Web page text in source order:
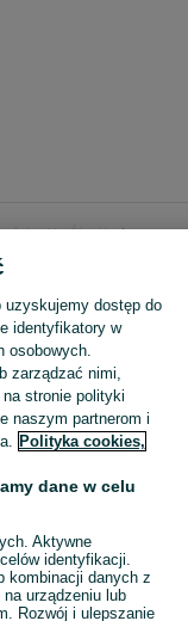
- Śląskie
Szeroki wybór pierścionków Czechowice-Dziedzice ▶️ srebrne, złote, z kamieniami i zaręczynowe ✅ Nowe i używane w atrakcyjnych cenach ✌ Znajdź oferty na OLX.pl! Zobacz
dostęp do
identyfikatory w
osobowych.
zarządzać nimi,
stronie polityki
naszym partnerom i
Polityka cookies,
dane w celu
Aktywne
identyfikacji.
kombinacji danych z
urządzeniu lub
Rozwój i ulepszanie